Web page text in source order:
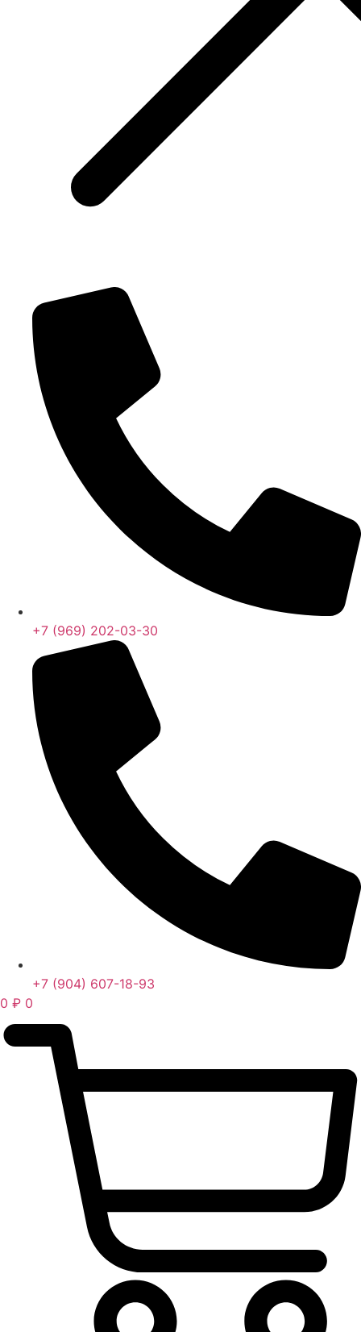
+7 (969) 202-03-30
+7 (904) 607-18-93
0 ₽ 0